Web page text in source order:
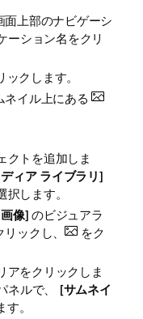
面上部のナビゲーシ
ーション名をクリ
ックします。
ネイル上にある
クトを追加しま
ィア ライブラリ]
択します。
像] のビジュアラ
ックし、
をク
アをクリックしま
ネルで、 [サムネイ
。